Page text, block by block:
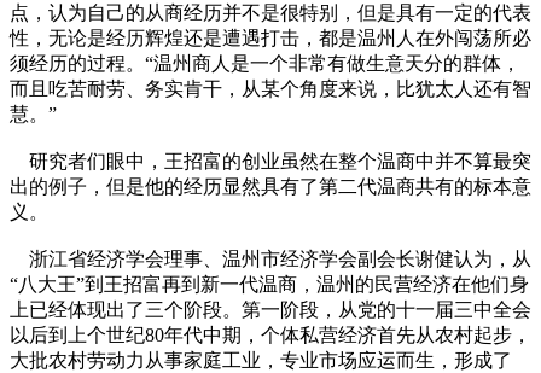
点，认为自己的从商经历并不是很特别，但是具有一定的代表
性，无论是经历辉煌还是遭遇打击，都是温州人在外闯荡所必
须经历的过程。“温州商人是一个非常有做生意天分的群体，
而且吃苦耐劳、务实肯干，从某个角度来说，比犹太人还有智
慧。”
研究者们眼中，王招富的创业虽然在整个温商中并不算最突
出的例子，但是他的经历显然具有了第二代温商共有的标本意
义。
浙江省经济学会理事、温州市经济学会副会长谢健认为，从
“八大王”到王招富再到新一代温商，温州的民营经济在他们身
上已经体现出了三个阶段。第一阶段，从党的十一届三中全会
以后到上个世纪80年代中期，个体私营经济首先从农村起步，
大批农村劳动力从事家庭工业，专业市场应运而生，形成了